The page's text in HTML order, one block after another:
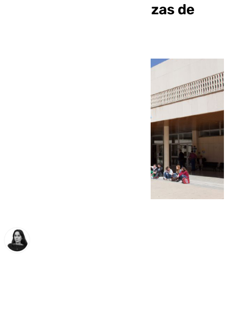
sanitario con más plazas de